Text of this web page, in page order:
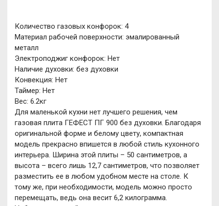
Количество газовых конфорок: 4
Материал рабочей поверхности: эмалированный
металл
Электроподжиг конфорок: Нет
Наличие духовки: без духовки
Конвекция: Нет
Таймер: Нет
Вес: 6.2кг
Для маленькой кухни нет лучшего решения, чем
газовая плита ГЕФЕСТ ПГ 900 без духовки. Благодаря
оригинальной форме и белому цвету, компактная
модель прекрасно впишется в любой стиль кухонного
интерьера. Ширина этой плиты – 50 сантиметров, а
высота – всего лишь 12,7 сантиметров, что позволяет
разместить ее в любом удобном месте на столе. К
тому же, при необходимости, модель можно просто
перемещать, ведь она весит 6,2 килограмма.